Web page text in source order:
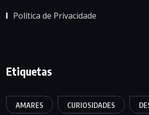
Política de Privacidade
Etiquetas
AMARES CURIOSIDADES